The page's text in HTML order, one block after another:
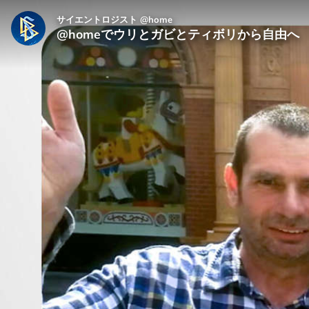
サイエントロジスト @home
@homeでウリとガビとティボリから自由へ